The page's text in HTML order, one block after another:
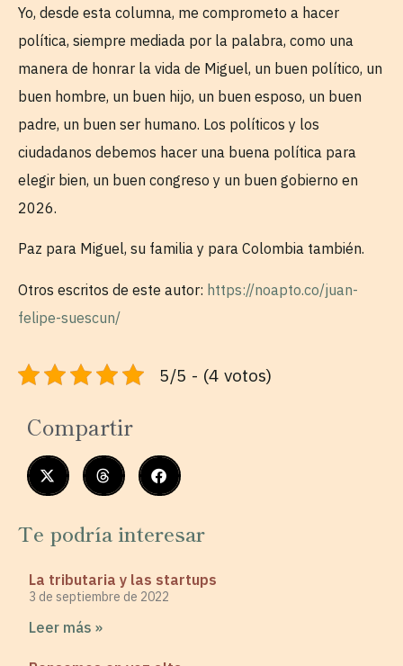
Yo, desde esta columna, me comprometo a hacer
política, siempre mediada por la palabra, como una
manera de honrar la vida de Miguel, un buen político, un
buen hombre, un buen hijo, un buen esposo, un buen
padre, un buen ser humano. Los políticos y los
ciudadanos debemos hacer una buena política para
elegir bien, un buen congreso y un buen gobierno en
2026.
Paz para Miguel, su familia y para Colombia también.
Otros escritos de este autor: https://noapto.co/juan-
felipe-suescun/
5/5 - (4 votos)
Compartir
Te podría interesar
La tributaria y las startups
3 de septiembre de 2022
Leer más »